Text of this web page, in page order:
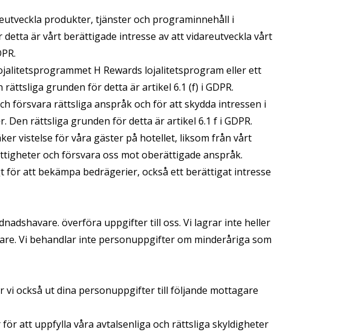
produkter, tjänster och programinnehåll i
är vårt berättigade intresse av att vidareutveckla vårt
H Rewards lojalitetsprogram eller ett
grunden för detta är artikel 6.1 (f) i GDPR.
försvara rättsliga anspråk och för att skydda intressen i
rättsliga grunden för detta är artikel 6.1 f i GDPR.
vistelse för våra gäster på hotellet, liksom från vårt
och försvara oss mot oberättigade anspråk.
att bekämpa bedrägerier, också ett berättigat intresse
överföra uppgifter till oss. Vi lagrar inte heller
Vi behandlar inte personuppgifter om minderåriga som
vi också ut dina personuppgifter till följande mottagare
att uppfylla våra avtalsenliga och rättsliga skyldigheter